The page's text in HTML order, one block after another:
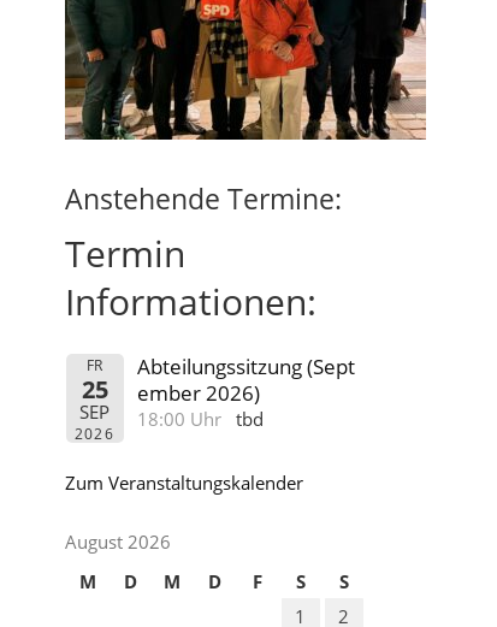
Anstehende Termine:
Termin
Informationen:
FR
25
SEP
2026
Abteilungssitzung (Sept
ember 2026)
18:00 Uhr tbd
Zum Veranstaltungskalender
August 2026
M
D M D F S
S
1
2